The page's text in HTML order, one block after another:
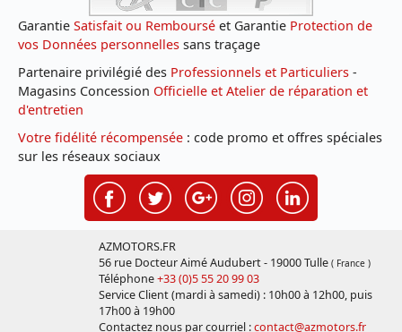
Garantie Satisfait ou Remboursé et Garantie Protection de
vos Données personnelles sans traçage
Partenaire privilégié des Professionnels et Particuliers -
Magasins Concession Officielle et Atelier de réparation et
d'entretien
Votre fidélité récompensée : code promo et offres spéciales
sur les réseaux sociaux
AZMOTORS.FR
56 rue Docteur Aimé Audubert - 19000 Tulle ( France )
Téléphone+33 (0)5 55 20 99 03
Service Client (mardi à samedi) : 10h00 à 12h00, puis
17h00 à 19h00
Contactez nous par courriel :contact@azmotors.fr